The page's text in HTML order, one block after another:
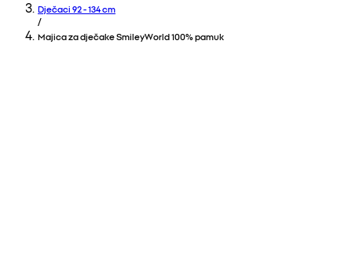
Dječaci 92 - 134 cm
/
Majica za dječake SmileyWorld 100% pamuk